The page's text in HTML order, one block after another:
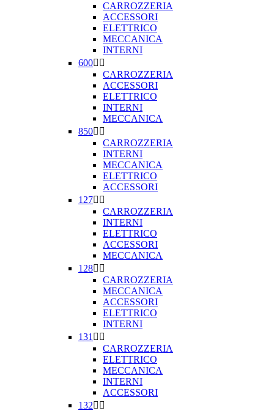
CARROZZERIA
ACCESSORI
ELETTRICO
MECCANICA
INTERNI
600 
CARROZZERIA
ACCESSORI
ELETTRICO
INTERNI
MECCANICA
850 
CARROZZERIA
INTERNI
MECCANICA
ELETTRICO
ACCESSORI
127 
CARROZZERIA
INTERNI
ELETTRICO
ACCESSORI
MECCANICA
128 
CARROZZERIA
MECCANICA
ACCESSORI
ELETTRICO
INTERNI
131  
CARROZZERIA
ELETTRICO
MECCANICA
INTERNI
ACCESSORI
132 